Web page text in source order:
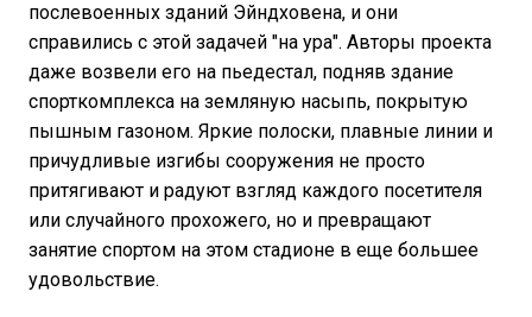
послевоенных зданий Эйндховена, и они
справились с этой задачей "на ура". Авторы проекта
даже возвели его на пьедестал, подняв здание
спорткомплекса на земляную насыпь, покрытую
пышным газоном. Яркие полоски, плавные линии и
причудливые изгибы сооружения не просто
притягивают и радуют взгляд каждого посетителя
или случайного прохожего, но и превращают
занятие спортом на этом стадионе в еще большее
удовольствие.